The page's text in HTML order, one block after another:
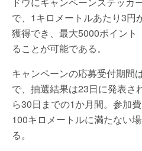
で、1キロメートルあたり3円
獲得でき、最大5000ポイン
ることが可能である。
キャンペーンの応募受付期間
で、抽選結果は23日に発表さ
ら30日までの1か月間。参加
100キロメートルに満たない
る。